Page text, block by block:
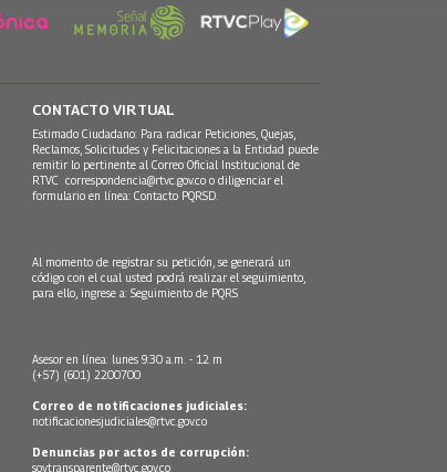
CONTACTO VIRTUAL
Estimado Ciudadano: Para radicar Peticiones, Quejas,
Reclamos, Solicitudes y Felicitaciones a la Entidad puede
remitir lo pertinente al Correo Oficial Institucional de
RTVC correspondencia@rtvc.gov.co o diligenciar el
formulario en línea: Contacto PQRSD.
Al momento de registrar su petición, se generará un
código con el cual usted podrá realizar el seguimiento,
para ello, ingrese a: Seguimiento de PQRS
Asesor en línea: lunes 9:30 a.m. - 12 m
(+57) (601) 2200700
Correo de notificaciones judiciales:
notificacionesjudiciales@rtvc.gov.co
Denuncias por actos de corrupción:
soytransparente@rtvc.gov.co